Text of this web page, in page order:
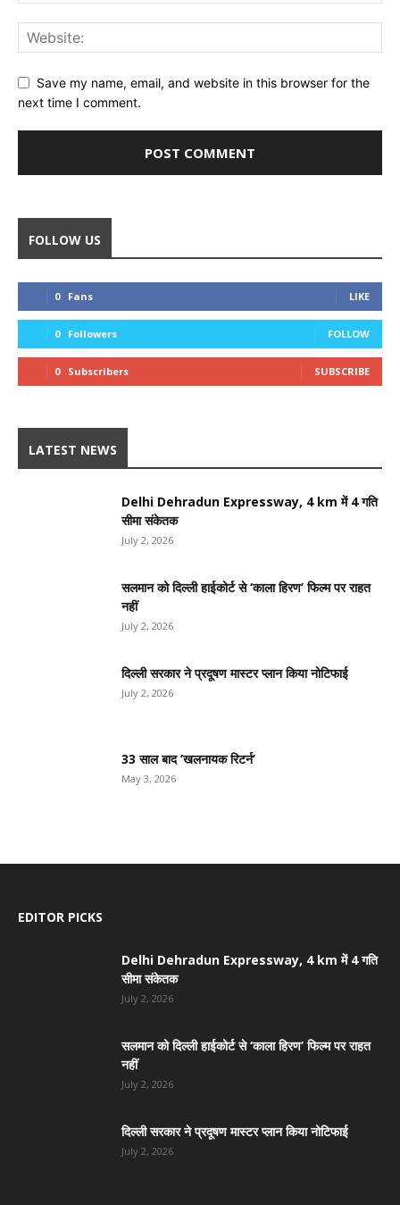
Save my name, email, and website in this browser for the
next time I comment.
FOLLOW US
0 Fans LIKE
0 Followers FOLLOW
0 Subscribers SUBSCRIBE
LATEST NEWS
Delhi Dehradun Expressway, 4 km में 4 गति
सीमा संकेतक
July 2, 2026
सलमान को दिल्ली हाईकोर्ट से ‘काला हिरण’ फिल्म पर राहत
नहीं
July 2, 2026
दिल्ली सरकार ने प्रदूषण मास्टर प्लान किया नोटिफाई
July 2, 2026
33 साल बाद ‘खलनायक रिटर्न’
May 3, 2026
EDITOR PICKS
Delhi Dehradun Expressway, 4 km में 4 गति
सीमा संकेतक
July 2, 2026
सलमान को दिल्ली हाईकोर्ट से ‘काला हिरण’ फिल्म पर राहत
नहीं
July 2, 2026
दिल्ली सरकार ने प्रदूषण मास्टर प्लान किया नोटिफाई
July 2, 2026